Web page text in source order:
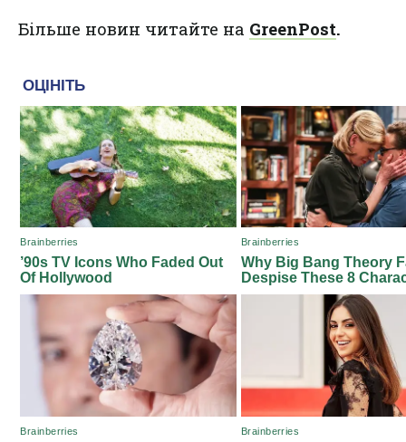
Більше новин читайте на GreenPost.